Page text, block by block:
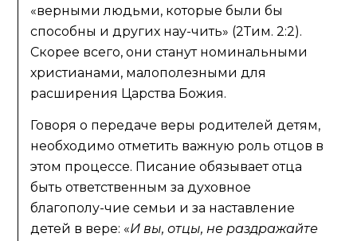
«верными людьми, которые были бы
способны и других нау-чить» (2Тим. 2:2).
Скорее всего, они станут номинальными
христианами, малополезными для
расширения Царства Божия.
Говоря о передаче веры родителей детям,
необходимо отметить важную роль отцов в
этом процессе. Писание обязывает отца
быть ответственным за духовное
благополу-чие семьи и за наставление
детей в вере: «И вы, отцы, не раздражайте